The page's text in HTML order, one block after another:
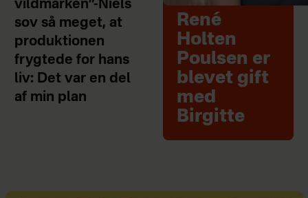
vildmarken”-Niels
sov så meget, at
produktionen
frygtede for hans
liv: Det var en del
af min plan
René
Holten
Poulsen er
blevet gift
med
Birgitte